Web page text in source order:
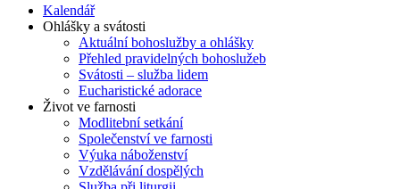
Kalendář
Ohlášky a svátosti
Aktuální bohoslužby a ohlášky
Přehled pravidelných bohoslužeb
Svátosti – služba lidem
Eucharistické adorace
Život ve farnosti
Modlitební setkání
Společenství ve farnosti
Výuka náboženství
Vzdělávání dospělých